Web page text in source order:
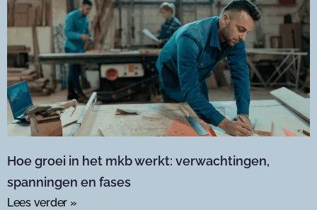
Hoe groei in het mkb werkt: verwachtingen,
spanningen en fases
Lees verder »